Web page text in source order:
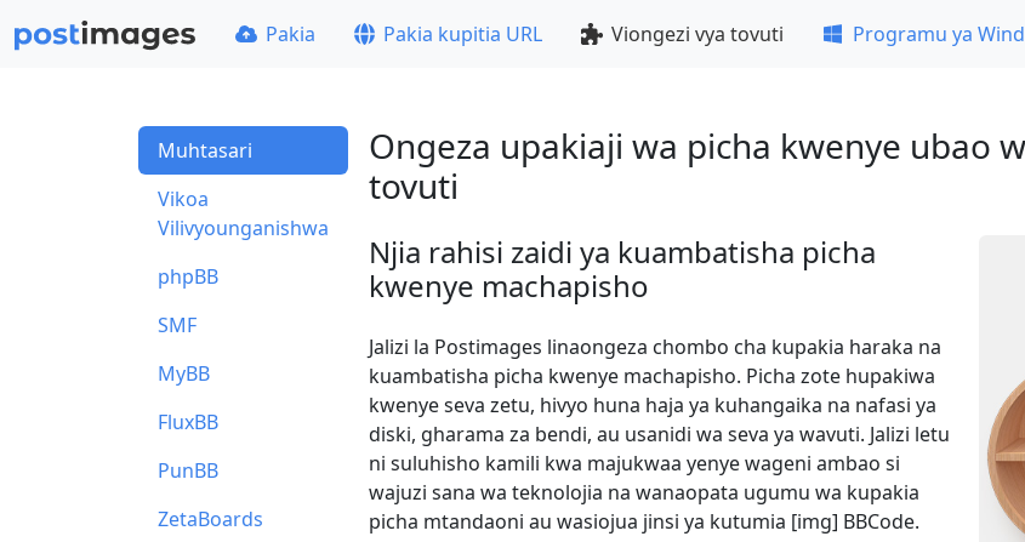
Pakia Pakia kupitia URL Viongezi vya tovuti Programu ya
Muhtasari
Vikoa
Vilivyounganishwa
phpBB
SMF
MyBB
FluxBB
PunBB
ZetaBoards
Ongeza upakiaji wa picha kwenye ubao
tovuti
Njia rahisi zaidi ya kuambatisha picha
kwenye machapisho
Jalizi la Postimages linaongeza chombo cha kupakia haraka na
kuambatisha picha kwenye machapisho. Picha zote hupakiwa
kwenye seva zetu, hivyo huna haja ya kuhangaika na nafasi ya
diski, gharama za bendi, au usanidi wa seva ya wavuti. Jalizi letu
ni suluhisho kamili kwa majukwaa yenye wageni ambao si
wajuzi sana wa teknolojia na wanaopata ugumu wa kupakia
picha mtandaoni au wasiojua jinsi ya kutumia [img] BBCode.